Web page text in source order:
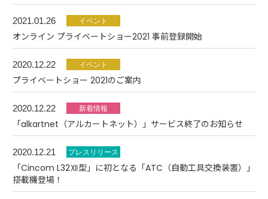
2021.01.26
オンライン プライベートショー2021 事前登録開始
2020.12.22
プライベートショー 2021のご案内
2020.12.22
「alkartnet（アルカートネット）」サービス終了のお知らせ
2020.12.21
「Cincom L32Ⅻ型」に初となる「ATC（自動工具交換装置）」
搭載機登場！